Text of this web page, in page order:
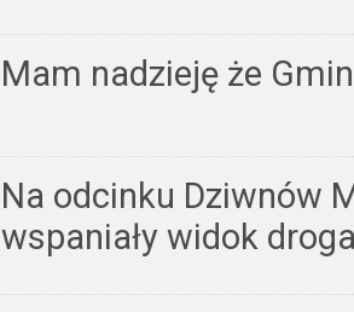
Mam nadzieję że
Na odcinku Dziwnów
wspaniały widok